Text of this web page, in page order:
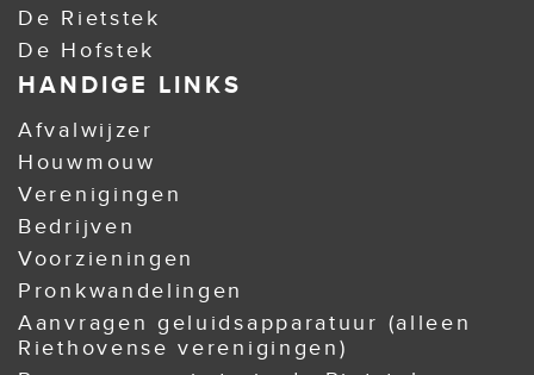
De Rietstek
De Hofstek
HANDIGE LINKS
Afvalwijzer
Houwmouw
Verenigingen
Bedrijven
Voorzieningen
Pronkwandelingen
Aanvragen geluidsapparatuur (alleen
Riethovense verenigingen)